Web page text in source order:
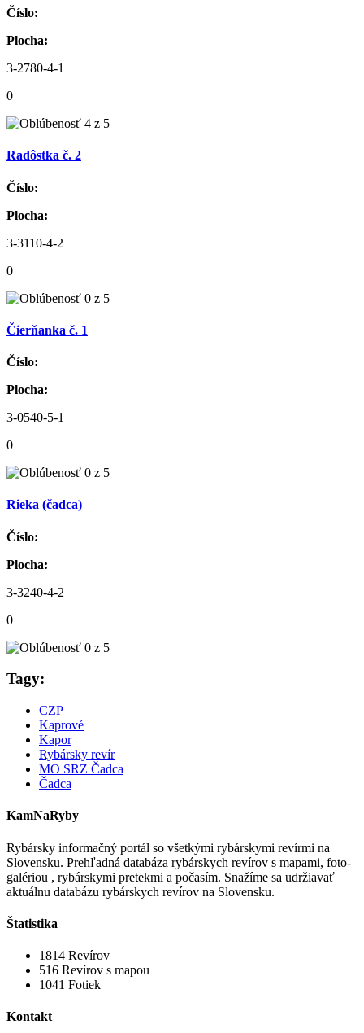
Číslo:
Plocha:
3-2780-4-1
0
Radôstka č. 2
Číslo:
Plocha:
3-3110-4-2
0
Čierňanka č. 1
Číslo:
Plocha:
3-0540-5-1
0
Rieka (čadca)
Číslo:
Plocha:
3-3240-4-2
0
Tagy:
CZP
Kaprové
Kapor
Rybársky revír
MO SRZ Čadca
Čadca
KamNaRyby
Rybársky informačný portál so všetkými rybárskymi revírmi na
Slovensku. Prehľadná databáza rybárskych revírov s mapami, foto-
galériou , rybárskymi pretekmi a počasím. Snažíme sa udržiavať
aktuálnu databázu rybárskych revírov na Slovensku.
Štatistika
1814 Revírov
516 Revírov s mapou
1041 Fotiek
Kontakt